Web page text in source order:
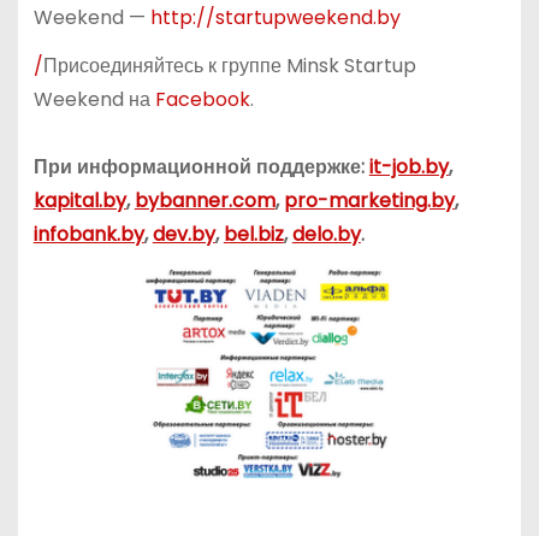
Weekend — http://startupweekend.by
/Присоединяйтесь к группе Minsk Startup
Weekend на Facebook.
При информационной поддержке:it-job.by,
kapital.by, bybanner.com, pro-marketing.by,
infobank.by,dev.by, bel.biz,delo.by.